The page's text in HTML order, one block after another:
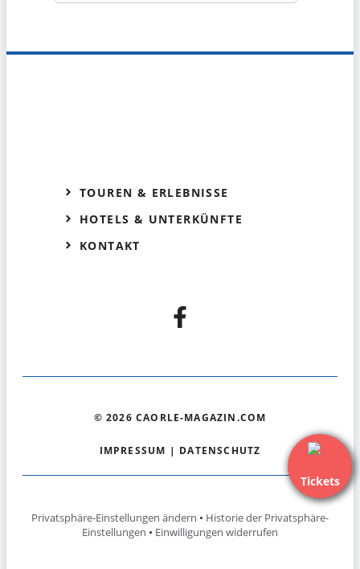
Tickets
TOUREN & ERLEBNISSE
HOTELS & UNTERKÜNFTE
KONTAKT
© 2026 CAORLE-MAGAZIN.COM
IMPRESSUM | DATENSCHUTZ
Privatsphäre-Einstellungen ändern • Historie der Privatsphäre-
Einstellungen • Einwilligungen widerrufen